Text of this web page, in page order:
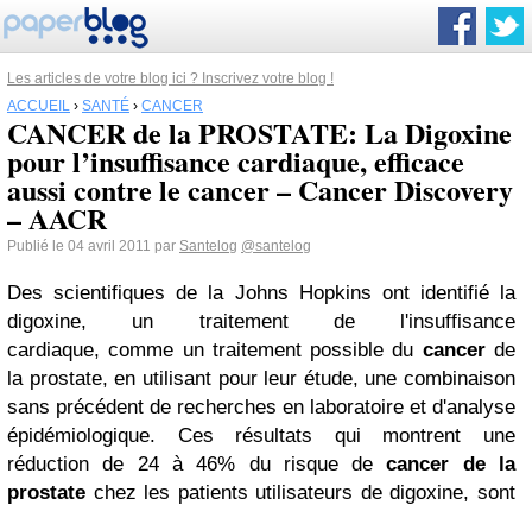
Les articles de votre blog ici ? Inscrivez votre blog !
ACCUEIL › SANTÉ › CANCER
CANCER de la PROSTATE: La Digoxine
pour l’insuffisance cardiaque, efficace
aussi contre le cancer – Cancer Discovery
– AACR
Publié le 04 avril 2011 par Santelog @santelog
Des scientifiques de la Johns Hopkins ont identifié la
digoxine, un traitement de l'insuffisance
cardiaque, comme un traitement possible du cancerde
la prostate, en utilisant pour leur étude, une combinaison
sans précédent de recherches en laboratoire et d'analyse
épidémiologique. Ces résultats qui montrent une
réduction de 24 à 46% du risque decancer de la
prostate chez les patients utilisateurs de digoxine, sont